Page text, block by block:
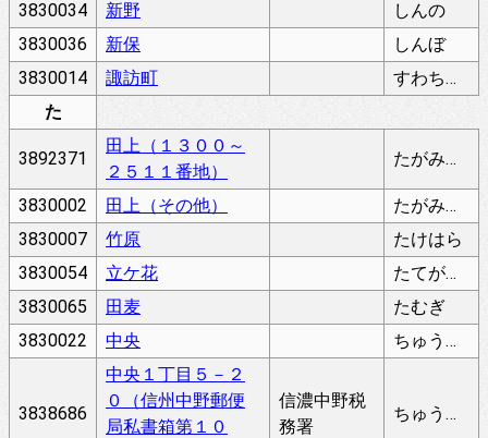
3830034 新野
しんの
3830036
新保
しんぼ
3830014
諏訪町
すわちょう
た
3892371
田上（１３００～
２５１１番地）
たがみ（１３００－２５１１ばんち）
3830002 田上（その他）
たがみ（そのた）
3830007
竹原
たけはら
3830054
立ケ花
たてがはな
3830065
田麦
たむぎ
3830022
中央 ちゅうおう
3838686
中央１丁目５－２
０（信州中野郵便
局私書箱第１０
信濃中野税
務署
ちゅうおう